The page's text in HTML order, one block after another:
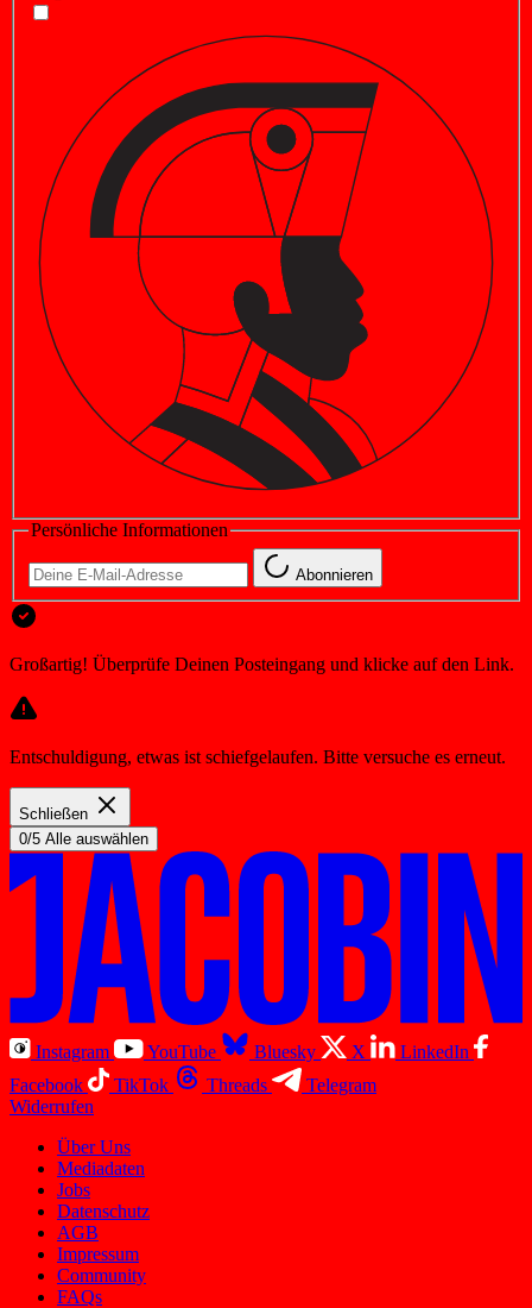
Persönliche Informationen
Abonnieren
Großartig! Überprüfe Deinen Posteingang und klicke auf den Link.
Entschuldigung, etwas ist schiefgelaufen. Bitte versuche es erneut.
Schließen
0/5 Alle auswählen
Instagram YouTube Bluesky X
LinkedIn
Facebook
TikTok Threads
Telegram
Widerrufen
Über Uns
Mediadaten
Jobs
Datenschutz
AGB
Impressum
Community
FAQs